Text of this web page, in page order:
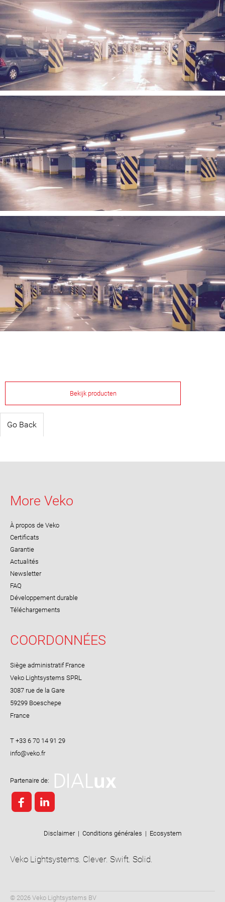
Bekijk producten
Go Back
More Veko
À propos de Veko
Certificats
Garantie
Actualités
Newsletter
FAQ
Développement durable
Téléchargements
COORDONNÉES
Siège administratif France
Veko Lightsystems SPRL
3087 rue de la Gare
59299 Boeschepe
France
T +33 6 70 14 91 29
Partenaire de:
Disclaimer | Conditions générales | Ecosystem
Veko Lightsystems. Clever. Swift. Solid.
© 2026 Veko Lightsystems BV